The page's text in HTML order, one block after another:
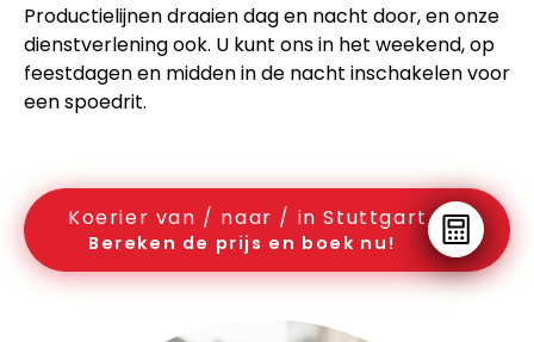
Productielijnen draaien dag en nacht door, en onze
dienstverlening ook. U kunt ons in het weekend, op
feestdagen en midden in de nacht inschakelen voor
een spoedrit.
Koerier van / naar / in Stuttgart
Bereken de prijs en boek nu!